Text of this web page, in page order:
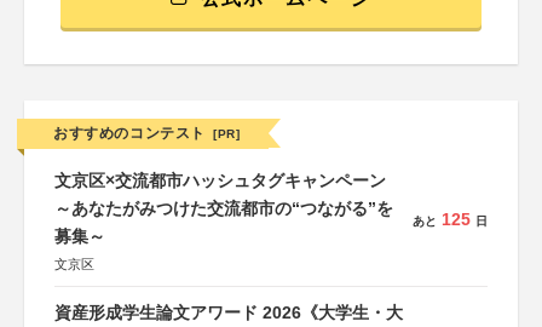
おすすめのコンテスト [PR]
文京区×交流都市ハッシュタグキャンペーン
～あなたがみつけた交流都市の“つながる”を
募集～
文京区
あと 125 日
資産形成学生論文アワード 2026《大学生・大